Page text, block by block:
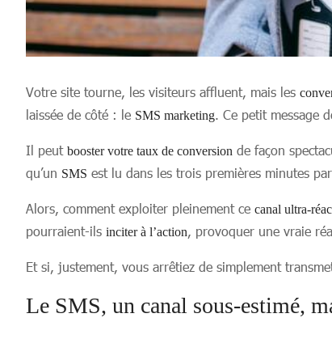
Votre site tourne, les visiteurs affluent, mais les
laissée de côté : le SMS marketing . Ce petit
Il peut booster votre taux de conversion de façon
qu’un SMS est lu dans les trois premières minutes
Alors, comment exploiter pleinement ce canal ultra-
pourraient-ils inciter à l’action , provoquer une vraie
Et si, justement, vous arrêtiez de simplement
Le SMS, un canal sous-estimé,